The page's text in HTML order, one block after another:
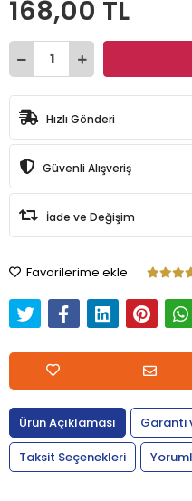
168,00 TL
Hızlı Gönderi
Güvenli Alışveriş
İade ve Değişim
Favorilerime ekle
Ürün Açıklaması
Garanti
Taksit Seçenekleri